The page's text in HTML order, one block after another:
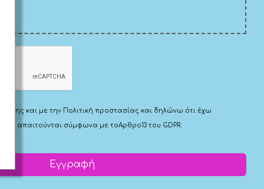
και με την Πολιτική προστασίας και δηλώνω ότι έχω
που απαιτούνται σύμφωνα με τοΑρθρο13 του GDPR.
Εγγραφή